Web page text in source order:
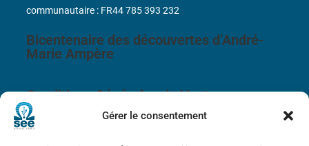
Gérer le consentement
Bicentenaire des découvertes d’André-
Marie Ampère
Conditions Générales de Vente
communautaire : FR44 785 393 232